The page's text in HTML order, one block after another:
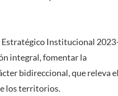
Estratégico Institucional
integral, fomentar la
bidireccional, que releva el
los territorios.